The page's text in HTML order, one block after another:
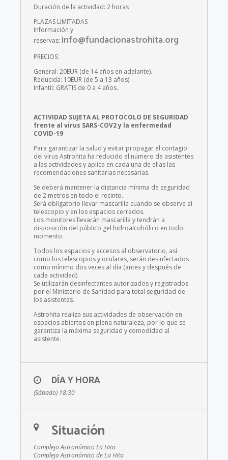
Duración de la actividad: 2 horas
PLAZAS LIMITADAS
Información y
reservas: info@fundacionastrohita.org
PRECIOS:
General: 20EUR (de 14 años en adelante).
Reducida: 10EUR (de 5 a 13 años).
Infantil: GRATIS de 0 a 4 años.
ACTIVIDAD SUJETA AL PROTOCOLO DE SEGURIDAD
frente al virus SARS-COV2 y la enfermedad
COVID-19
Para garantizar la salud y evitar propagar el contagio
del virus Astrohita ha reducido el número de asistentes
a las actividades y aplica en cada una de ellas las
recomendaciones sanitarias necesarias.
Se deberá mantener la distancia mínima de seguridad
de 2 metros en todo el recinto.
Será obligatorio llevar mascarilla cuando se observe al
telescopio y en los espacios cerrados.
Los monitores llevarán mascarilla y tendrán a
disposición del público gel hidroalcohólico en todo
momento.
Todos los espacios y accesos al observatorio, así
como los telescopios y oculares, serán desinfectados
como mínimo dos veces al día (antes y después de
cada actividad).
Se utilizarán desinfectantes autorizados y registrados
por el Ministerio de Sanidad para total seguridad de
los asistentes.
Astrohita realiza sus actividades de observación en
espacios abiertos en plena naturaleza, por lo que se
garantiza la máxima seguridad y comodidad al
asistente.
DÍA Y HORA
(Sábado) 18:30
Situación
Complejo Astronómico La Hita
Complejo Astronómico de La Hita